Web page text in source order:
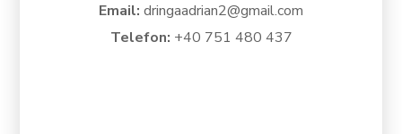
Email: dringaadrian2@gmail.com
Telefon: +40 751 480 437